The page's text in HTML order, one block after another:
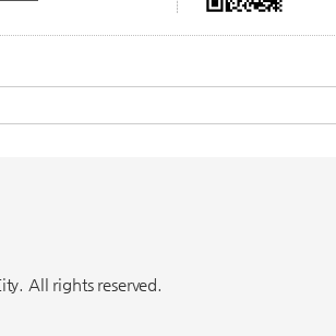
All rights reserved.